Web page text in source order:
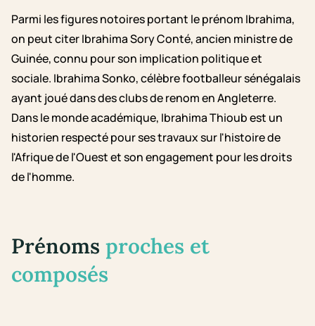
Parmi les figures notoires portant le prénom Ibrahima,
on peut citer Ibrahima Sory Conté, ancien ministre de
Guinée, connu pour son implication politique et
sociale. Ibrahima Sonko, célèbre footballeur sénégalais
ayant joué dans des clubs de renom en Angleterre.
Dans le monde académique, Ibrahima Thioub est un
historien respecté pour ses travaux sur l'histoire de
l'Afrique de l'Ouest et son engagement pour les droits
de l'homme.
Prénoms proches et
composés